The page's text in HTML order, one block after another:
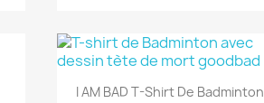
Aperçu rapide
I AM BAD T-Shirt De Badminton